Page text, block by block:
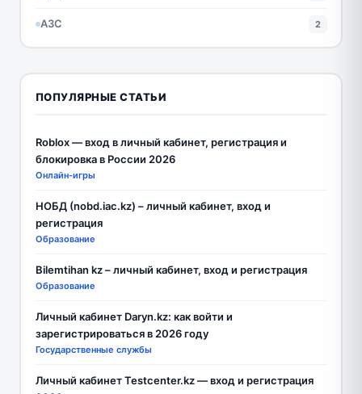
АЗС 2
ПОПУЛЯРНЫЕ СТАТЬИ
Roblox — вход в личный кабинет, регистрация и
блокировка в России 2026
Онлайн-игры
НОБД (nobd.iac.kz) – личный кабинет, вход и
регистрация
Образование
Bilemtihan kz – личный кабинет, вход и регистрация
Образование
Личный кабинет Daryn.kz: как войти и
зарегистрироваться в 2026 году
Государственные службы
Личный кабинет Testcenter.kz — вход и регистрация